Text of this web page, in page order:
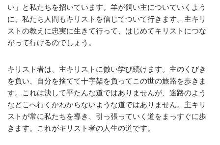
い」と私たちを招いています。羊が飼い主についていくよう
に、私たち人間もキリストを信じてついて行きます。主キリ
ストの教えに忠実に生きて行って、はじめてキリストにつな
がって行けるのでしょう。
キリスト者は、主キリストに倣い学び続けます。主のくびき
を負い、自分を捨てて十字架を負ってこの世の旅路を歩きま
す。これは決して平たんな道ではありませんが、迷路のよう
などこへ行くかわからないような道ではありません。主キリ
ストが常に私たちを導き、引っ張っていく道をまっすぐに歩
きます。これがキリスト者の人生の道です。